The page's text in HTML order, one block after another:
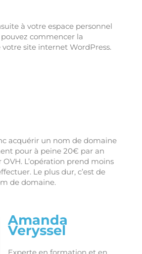
à votre espace personnel
commencer la
site internet WordPress.
acquérir un nom de domaine
pour à peine 20€ par an
OVH. L’opération prend moins
Le plus dur, c’est de
de domaine.
Amanda
Veryssel